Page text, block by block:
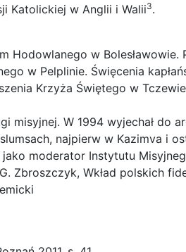
Katolickiej w Anglii i Walii3.
Hodowlanego w
w Pelplinie. Święcenia
Krzyża Świętego w
W 1994 wyjechał do
najpierw w Kazimva i
moderator Instytutu
Zbroszczyk, Wkład polskich